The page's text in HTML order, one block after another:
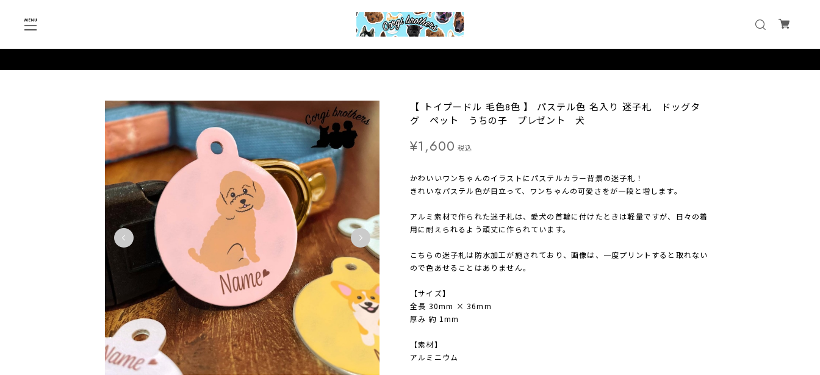
【 トイプードル 毛色8色 】 パステル色 名入り 迷子札 ドッグタ
グ ペット うちの子 プレゼント 犬
¥1,600 税込
かわいいワンちゃんのイラストにパステルカラー背景の迷子札！
きれいなパステル色が目立って、ワンちゃんの可愛さをが一段と増します。
アルミ素材で作られた迷子札は、愛犬の首輪に付けたときは軽量ですが、日々の着
用に耐えられるよう頑丈に作られています。
こちらの迷子札は防水加工が施されており、画像は、一度プリントすると取れない
ので色あせることはありません。
【サイズ】
全長 30mm × 36mm
厚み 約 1mm
【素材】
アルミニウム